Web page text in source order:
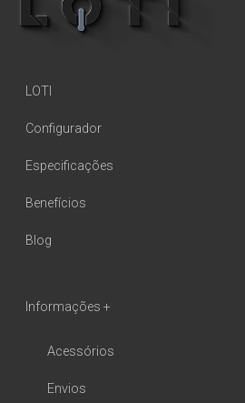
LOTI
Configurador
Especificações
Benefícios
Blog
Informações +
Acessórios
Envios